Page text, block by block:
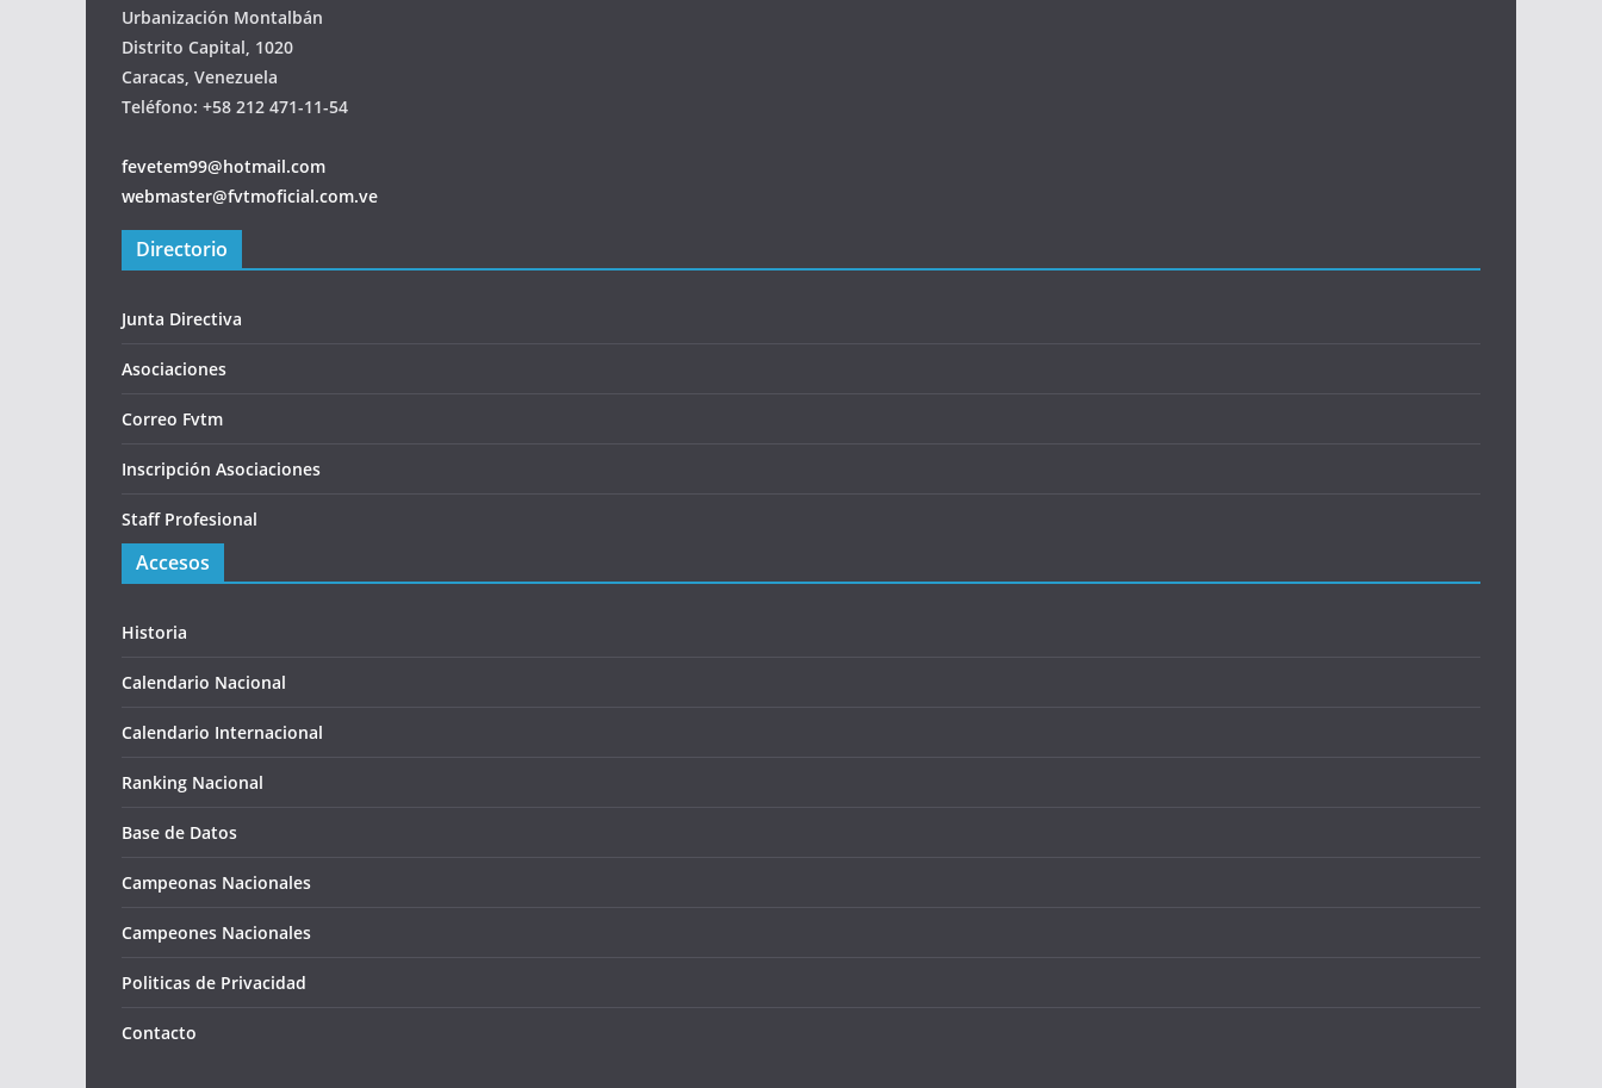
Urbanización Montalbán
Distrito Capital, 1020
Caracas, Venezuela
Teléfono: +58 212 471-11-54
fevetem99@hotmail.com
webmaster@fvtmoficial.com.ve
Directorio
Junta Directiva
Asociaciones
Correo Fvtm
Inscripción Asociaciones
Staff Profesional
Accesos
Historia
Calendario Nacional
Calendario Internacional
Ranking Nacional
Base de Datos
Campeonas Nacionales
Campeones Nacionales
Politicas de Privacidad
Contacto